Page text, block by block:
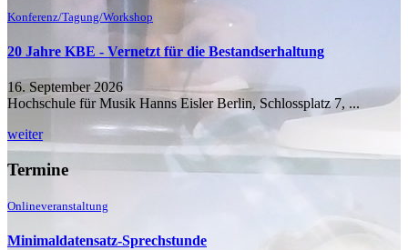
Konferenz/Tagung/Workshop
20 Jahre KBE - Vernetzt für die Bestandserhaltung
16. September 2026
Hochschule für Musik Hanns Eisler Berlin, Schlossplatz 7, ...
weiter
Termine
Onlineveranstaltung
Minimaldatensatz-Sprechstunde